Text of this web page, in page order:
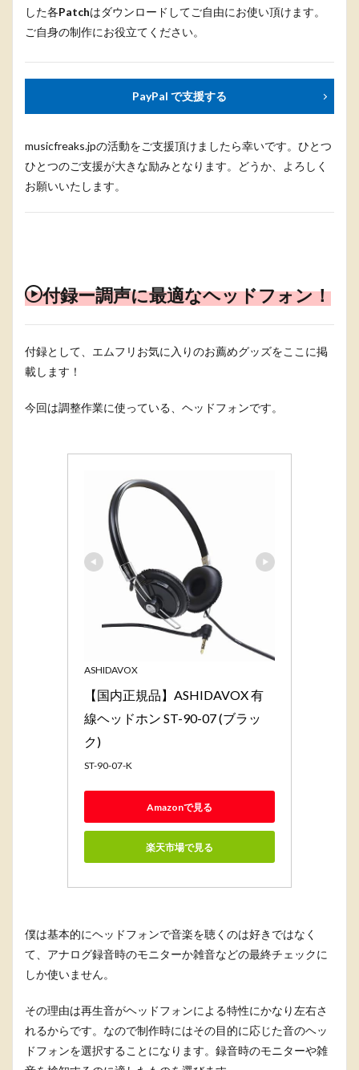
した各Patchはダウンロードしてご自由にお使い頂けます。
ご自身の制作にお役立てください。
PayPal で支援する
musicfreaks.jpの活動をご支援頂けましたら幸いです。ひとつ
ひとつのご支援が大きな励みとなります。どうか、よろしく
お願いいたします。
付録ー調声に最適なヘッドフォン！
付録として、エムフリお気に入りのお薦めグッズをここに掲
載します！
今回は調整作業に使っている、ヘッドフォンです。
ASHIDAVOX
【国内正規品】ASHIDAVOX 有
線ヘッドホン ST-90-07 (ブラッ
ク)
ST-90-07-K
Amazonで見る
楽天市場で見る
僕は基本的にヘッドフォンで音楽を聴くのは好きではなく
て、アナログ録音時のモニターか雑音などの最終チェックに
しか使いません。
その理由は再生音がヘッドフォンによる特性にかなり左右さ
れるからです。なので制作時にはその目的に応じた音のヘッ
ドフォンを選択することになります。録音時のモニターや雑